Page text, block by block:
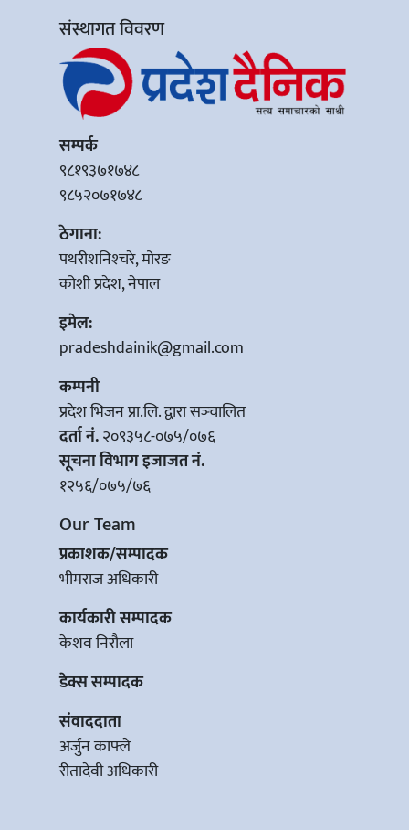
संस्थागत विवरण
सम्पर्क
९८१९३७१७४८
९८५२०७१७४८
ठेगाना:
पथरीशनिश्‍चरे, मोरङ
कोशी प्रदेश, नेपाल
इमेल:
pradeshdainik@gmail.com
कम्पनी
प्रदेश भिजन प्रा.लि. द्वारा सञ्‍चालित
दर्ता नं.२०९३५८-०७५/०७६
सूचना विभाग इजाजत नं.
१२५६/०७५/७६
Our Team
प्रकाशक/सम्पादक
भीमराज अधिकारी
कार्यकारी सम्पादक
केशव निरौला
डेक्स सम्पादक
संवाददाता
अर्जुन काफ्ले
रीतादेवी अधिकारी